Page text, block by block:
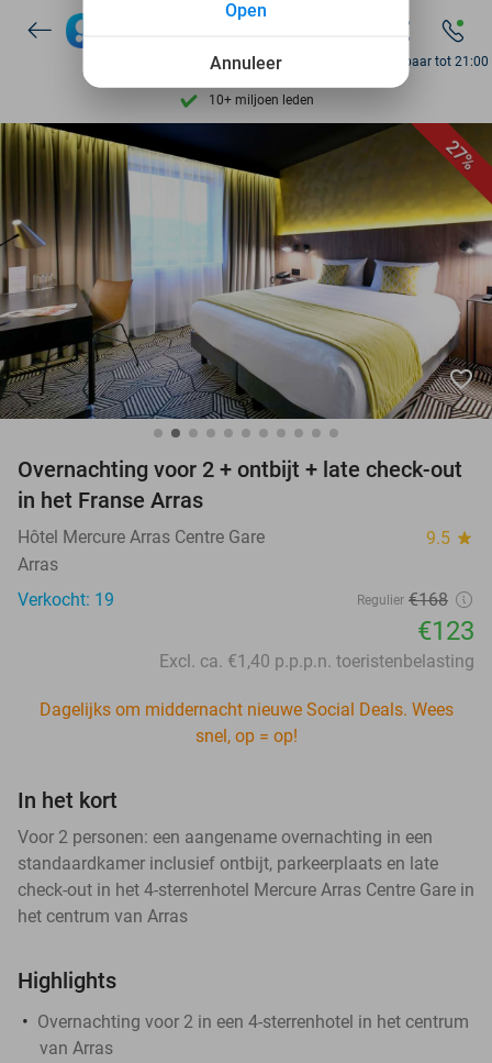
Ontdek 15.000+ deals
7 dagen per week beschikbaar
10+ miljoen leden
206.270 reviews
Ontdek 15.000+ deals
7 dagen per week beschikbaar
10+ miljoen leden
Bereikbaar tot 21:00
27%
favorite_border
Overnachting voor 2 + ontbijt + late check-out
in het Franse Arras
Hôtel Mercure Arras Centre Gare 9.5 star
Arras
Verkocht: 19
Regulier €168
€123
Excl. ca. €1,40 p.p.p.n. toeristenbelasting
Dagelijks om middernacht nieuwe Social Deals. Wees
snel, op = op!
In het kort
Voor 2 personen: een aangename overnachting in een
standaardkamer inclusief ontbijt, parkeerplaats en late
check-out in het 4-sterrenhotel Mercure Arras Centre Gare in
het centrum van Arras
Highlights
Overnachting voor 2 in een 4-sterrenhotel in het centrum
van Arras
Annuleer
Open